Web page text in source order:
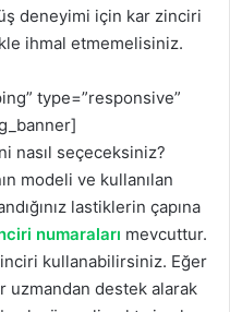
deneyimi için kar zinciri
ihmal etmemelisiniz.
type=”responsive”
nasıl seçeceksiniz?
modeli ve kullanılan
lastiklerin çapına
numaraları mevcuttur.
kullanabilirsiniz. Eğer
uzmandan destek alarak